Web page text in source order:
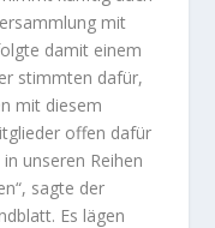
mit
damit einem
stimmten dafür,
mit diesem
offen dafür
unseren Reihen
sagte der
Es lägen